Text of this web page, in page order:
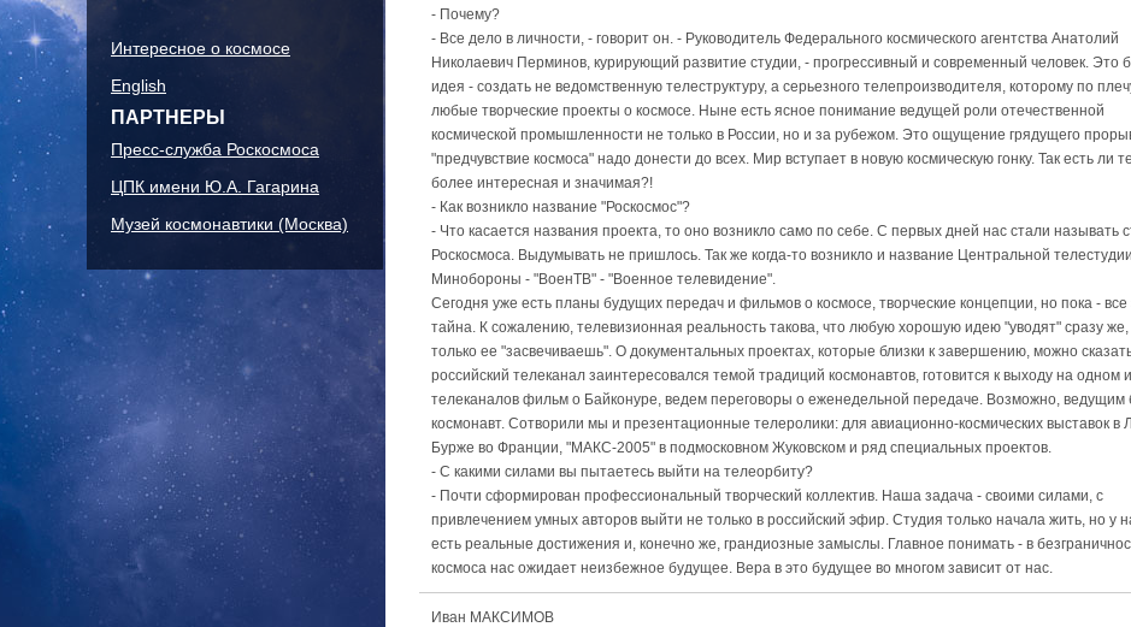
Интересное о космосе
English
ПАРТНЕРЫ
Пресс-служба Роскосмоса
ЦПК имени Ю.А. Гагарина
Музей космонавтики (Москва)
- Почему?
- Все дело в личности, - говорит он. - Руководитель Федерального космического агентства Анатолий
Николаевич Перминов, курирующий развитие студии, - прогрессивный и современный человек. Это
идея - создать не ведомственную телеструктуру, а серьезного телепроизводителя, которому по
любые творческие проекты о космосе. Ныне есть ясное понимание ведущей роли отечественной
космической промышленности не только в России, но и за рубежом. Это ощущение грядущего
"предчувствие космоса" надо донести до всех. Мир вступает в новую космическую гонку. Так есть ли
более интересная и значимая?!
- Как возникло название "Роскосмос"?
- Что касается названия проекта, то оно возникло само по себе. С первых дней нас стали называть
Роскосмоса. Выдумывать не пришлось. Так же когда-то возникло и название Центральной телестудии
Минобороны - "ВоенТВ" - "Военное телевидение".
Сегодня уже есть планы будущих передач и фильмов о космосе, творческие концепции, но пока - все
тайна. К сожалению, телевизионная реальность такова, что любую хорошую идею "уводят" сразу же,
только ее "засвечиваешь". О документальных проектах, которые близки к завершению, можно
российский телеканал заинтересовался темой традиций космонавтов, готовится к выходу на одном
телеканалов фильм о Байконуре, ведем переговоры о еженедельной передаче. Возможно, ведущим
космонавт. Сотворили мы и презентационные телеролики: для авиационно-космических выставок в
Бурже во Франции, "МАКС-2005" в подмосковном Жуковском и ряд специальных проектов.
- С какими силами вы пытаетесь выйти на телеорбиту?
- Почти сформирован профессиональный творческий коллектив. Наша задача - своими силами, с
привлечением умных авторов выйти не только в российский эфир. Студия только начала жить, но у
есть реальные достижения и, конечно же, грандиозные замыслы. Главное понимать - в
космоса нас ожидает неизбежное будущее. Вера в это будущее во многом зависит от нас.
Иван МАКСИМОВ